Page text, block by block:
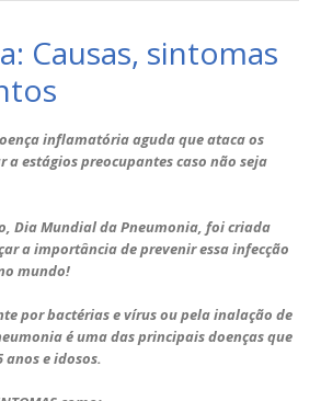
Causas, sintomas
inflamatória aguda que ataca os
a estágios preocupantes caso não seja
Dia Mundial da Pneumonia, foi criada
a importância de prevenir essa infecção
mundo!
por bactérias e vírus ou pela inalação de
é uma das principais doenças que
anos e idosos.